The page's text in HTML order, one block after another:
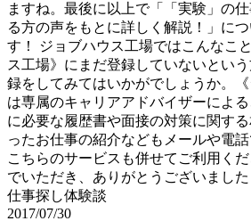
ますね。最後に以上で「「実験」の
る方の声をもとに詳しく解説！」に
す！ ジョブハウス工場ではこんな
ス工場》にまだ登録していないとい
録をしてみてはいかがでしょうか。
は専属のキャリアアドバイザーによ
に必要な履歴書や面接の対策に関す
ったお仕事の紹介などもメールや電話
こちらのサービスも併せてご利用く
でいただき、ありがとうございました
仕事探し体験談
2017/07/30